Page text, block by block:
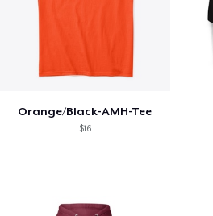
Orange/Black-AMH-Tee
$16